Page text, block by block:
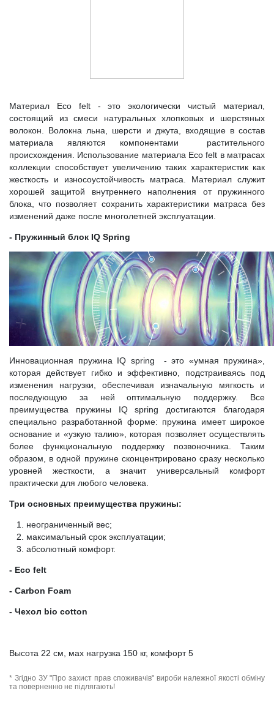
Материал Eco felt - это экологически чистый материал,
состоящий из смеси натуральных хлопковых и шерстяных
волокон. Волокна льна, шерсти и джута, входящие в состав
материала являются компонентами растительного
происхождения. Использование материала Eco felt в матрасах
коллекции способствует увеличению таких характеристик как
жесткость и износоустойчивость матраса. Материал служит
хорошей защитой внутреннего наполнения от пружинного
блока, что позволяет сохранить характеристики матраса без
изменений даже после многолетней эксплуатации.
- Пружинный блок IQ Spring
Инновационная пружина IQ spring - это «умная пружина»,
которая действует гибко и эффективно, подстраиваясь под
изменения нагрузки, обеспечивая изначальную мягкость и
последующую за ней оптимальную поддержку. Все
преимущества пружины IQ spring достигаются благодаря
специально разработанной форме: пружина имеет широкое
основание и «узкую талию», которая позволяет осуществлять
более функциональную поддержку позвоночника. Таким
образом, в одной пружине сконцентрировано сразу несколько
уровней жесткости, а значит универсальный комфорт
практически для любого человека.
Три основных преимущества пружины:
неограниченный вес;
максимальный срок эксплуатации;
абсолютный комфорт.
- Eco felt
- Carbon Foam
- Чехол bio cotton
Высота 22 см, мах нагрузка 150 кг, комфорт 5
* Згідно ЗУ "Про захист прав споживачів" вироби належної якості обміну
та поверненню не підлягають!